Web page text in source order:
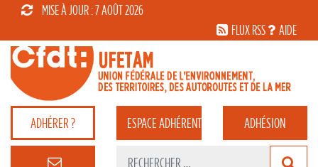
MISE À JOUR : 7 AOÛT 2026
FLUX RSS
AIDE
ADHÉRER ? ESPACEADHÉRENT ADHÉSION